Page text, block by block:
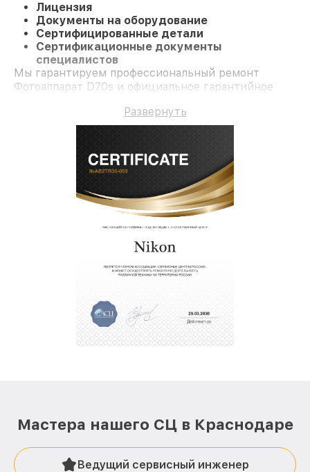
Лицензия
Документы на оборудование
Сертифицированные детали
Сертификационные документы
специалистов
Мы гарантируем профессиональный ремонт
Фотоаппарат D70s и официальное гарантийное
Развернуть
Мастера нашего СЦ в Краснодаре
Ведущий сервисный инженер